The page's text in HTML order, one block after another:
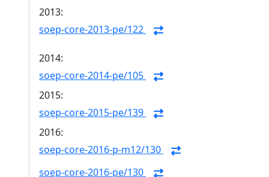
2013:
soep-core-2013-pe/122
2014:
soep-core-2014-pe/105
2015:
soep-core-2015-pe/139
2016:
soep-core-2016-p-m12/130
soep-core-2016-pe/130